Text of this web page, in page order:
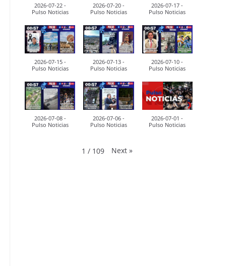
2026-07-22 -
Pulso Noticias
2026-07-20 -
Pulso Noticias
2026-07-17 -
Pulso Noticias
2026-07-15 -
Pulso Noticias
2026-07-13 -
Pulso Noticias
2026-07-10 -
Pulso Noticias
2026-07-08 -
Pulso Noticias
2026-07-06 -
Pulso Noticias
2026-07-01 -
Pulso Noticias
1 / 109 Next »